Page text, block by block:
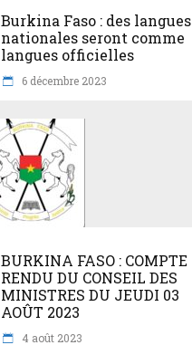
Burkina Faso : des langues
nationales seront comme
langues officielles
6 décembre 2023
BURKINA FASO : COMPTE
RENDU DU CONSEIL DES
MINISTRES DU JEUDI 03
AOÛT 2023
4 août 2023